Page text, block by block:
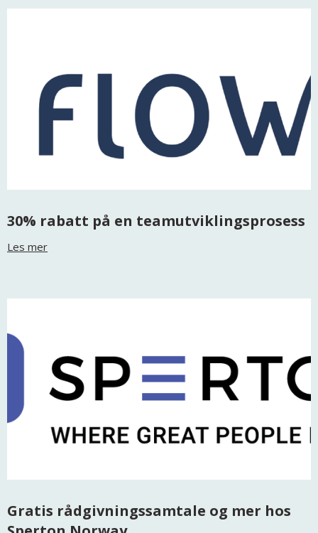
30% rabatt på en teamutviklingsprosess
Les mer
Gratis rådgivningssamtale og mer hos